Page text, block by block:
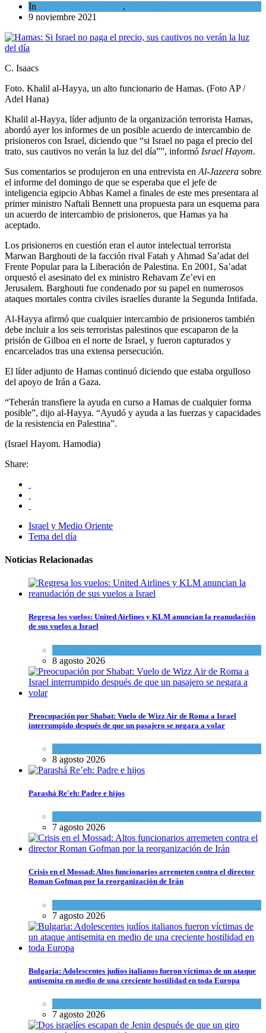
In ,
9 noviembre 2021
C. Isaacs
Foto. Khalil al-Hayya, un alto funcionario de Hamas. (Foto AP /
Adel Hana)
Khalil al-Hayya, líder adjunto de la organización terrorista Hamas,
abordó ayer los informes de un posible acuerdo de intercambio de
prisioneros con Israel, diciendo que “si Israel no paga el precio del
trato, sus cautivos no verán la luz del día””, informó Israel Hayom.
Sus comentarios se produjeron en una entrevista en Al-Jazeera sobre
el informe del domingo de que se esperaba que el jefe de
inteligencia egipcio Abbas Kamel a finales de este mes presentara al
primer ministro Naftali Bennett una propuesta para un esquema para
un acuerdo de intercambio de prisioneros, que Hamas ya ha
aceptado.
Los prisioneros en cuestión eran el autor intelectual terrorista
Marwan Barghouti de la facción rival Fatah y Ahmad Sa’adat del
Frente Popular para la Liberación de Palestina. En 2001, Sa’adat
orquestó el asesinato del ex ministro Rehavam Ze’evi en
Jerusalem. Barghouti fue condenado por su papel en numerosos
ataques mortales contra civiles israelíes durante la Segunda Intifada.
Al-Hayya afirmó que cualquier intercambio de prisioneros también
debe incluir a los seis terroristas palestinos que escaparon de la
prisión de Gilboa en el norte de Israel, y fueron capturados y
encarcelados tras una extensa persecución.
El líder adjunto de Hamas continuó diciendo que estaba orgulloso
del apoyo de Irán a Gaza.
“Teherán transfiere la ayuda en curso a Hamas de cualquier forma
posible”, dijo al-Hayya. “Ayudó y ayuda a las fuerzas y capacidades
de la resistencia en Palestina”.
(Israel Hayom. Hamodia)
Share:
Israel y Medio Oriente
Tema del día
Noticias Relacionadas
Regresa los vuelos: United Airlines y KLM anuncian la reanudación
de sus vuelos a Israel
8 agosto 2026
Preocupación por Shabat: Vuelo de Wizz Air de Roma a Israel
interrumpido después de que un pasajero se negara a volar
8 agosto 2026
Parashá Re'eh: Padre e hijos
7 agosto 2026
Crisis en el Mossad: Altos funcionarios arremeten contra el director
Roman Gofman por la reorganización de Irán
7 agosto 2026
Bulgaria: Adolescentes judíos italianos fueron víctimas de un ataque
antisemita en medio de una creciente hostilidad en toda Europa
7 agosto 2026